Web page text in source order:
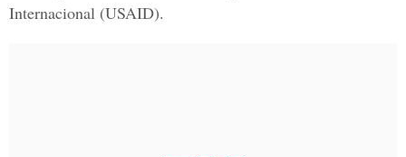
Internacional (USAID).